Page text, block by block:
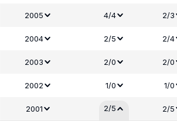
2005 4/4 2/3
2004 2/5 2/4
2003 2/0 2/0
2002 1/0 1/0
2001 2/5 2/5